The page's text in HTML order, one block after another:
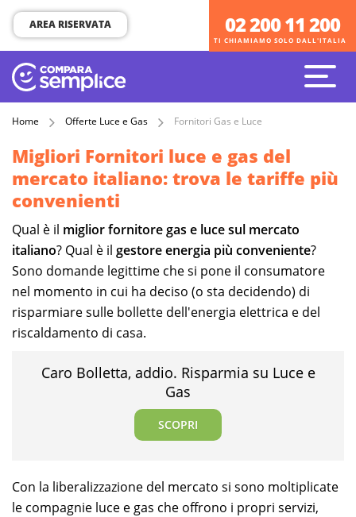
TI CHIAMIAMO SOLO DALL'ITALIA
02 200 11 200
AREA RISERVATA
Home Offerte Luce e Gas Fornitori Gas e Luce
Migliori Fornitori luce e gas del
mercato italiano: trova le tariffe più
convenienti
Qual è il miglior fornitore gas e luce sul mercato
italiano? Qual è il gestore energia più conveniente?
Sono domande legittime che si pone il consumatore
nel momento in cui ha deciso (o sta decidendo) di
risparmiare sulle bollette dell'energia elettrica e del
riscaldamento di casa.
Caro Bolletta, addio. Risparmia su Luce e
Gas
SCOPRI
Con la liberalizzazione del mercato si sono moltiplicate
le compagnie luce e gas che offrono i propri servizi,
TI CHIAMIAMO SOLO DALL'ITALIA
02 200 11 200